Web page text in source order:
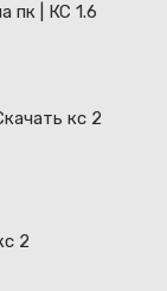
пк | КС 1.6
кс 2
2